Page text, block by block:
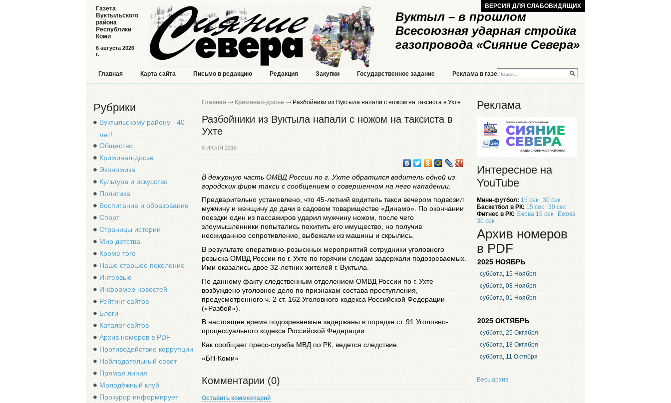
Вуктыл – в прошлом
Всесоюзная ударная стройка
газопровода «Сияние Севера»
6 августа 2026
г.
Газета
Вуктыльского
района
Республики
Коми
ВЕРСИЯ ДЛЯ СЛАБОВИДЯЩИХ
Главная Карта сайта Письмо в редакцию Редакция Закупки Государственное задание Реклама в газете Реклама на сайте
Рубрики
Вуктыльскому району - 40
лет!
Общество
Криминал-досье
Экономика
Культура и искусство
Политика
Воспитание и образование
Спорт
Страницы истории
Мир детства
Кроме того
Наше старшее поколение
Интервью
Информер новостей
Рейтинг сайтов
Блоги
Каталог сайтов
Архив номеров в PDF
Противодействие коррупции
Наблюдательный совет
Прямая линия
Молодёжный клуб
Прокурор информирует
Главная Криминал-досье Разбойники из Вуктыла напали с ножом на таксиста в Ухте
Разбойники из Вуктыла напали с ножом на таксиста в
Ухте
6 ИЮЛЯ 2016
В дежурную часть ОМВД России по г. Ухте обратился водитель одной из
городских фирм такси с сообщением о совершенном на него нападении.
Предварительно установлено, что 45-летний водитель такси вечером подвозил
мужчину и женщину до дачи в садовом товариществе «Динамо». По окончании
поездки один из пассажиров ударил мужчину ножом, после чего
злоумышленники попытались похитить его имущество, но получив
неожиданное сопротивление, выбежали из машины и скрылись.
В результате оперативно-розыскных мероприятий сотрудники уголовного
розыска ОМВД России по г. Ухте по горячим следам задержали подозреваемых.
Ими оказались двое 32-летних жителей г. Вуктыла.
По данному факту следственным отделением ОМВД России по г. Ухте
возбуждено уголовное дело по признакам состава преступления,
предусмотренного ч. 2 ст. 162 Уголовного кодекса Российской Федерации
(«Разбой»).
В настоящее время подозреваемые задержаны в порядке ст. 91 Уголовно-
процессуального кодекса Российской Федерации.
Как сообщает пресс-служба МВД по РК, ведется следствие.
«БН-Коми»
Комментарии (0)
Оставить комментарий
Реклама
Интересное на
YouTube
Мини-футбол: 15 сек
30 сек
Баскетбол в РК: 15 сек
30 сек
Фитнес в РК: Ежова 15 сек
Ежова
30 сек
Архив номеров
в PDF
2025 НОЯБРЬ
суббота, 15 Ноября
суббота, 08 Ноября
суббота, 01 Ноября
2025 ОКТЯБРЬ
суббота, 25 Октября
суббота, 18 Октября
суббота, 11 Октября
Весь архив